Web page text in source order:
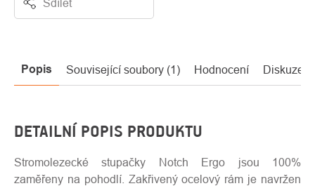
Popis Související soubory (1) Hodnocení Diskuze
DETAILNÍ POPIS PRODUKTU
Stromolezecké stupačky Notch Ergo jsou 100%
zaměřeny na pohodlí. Zakřivený ocelový rám je navržen